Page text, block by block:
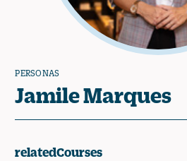
PERSONAS
Jamile Marques
relatedCourses